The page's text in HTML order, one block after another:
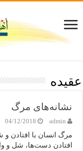
عقيده
نشانه‌های مرگ
admin
04/12/2018
مرگ انسان با افتادن
افتادن دست‌ها، شل و